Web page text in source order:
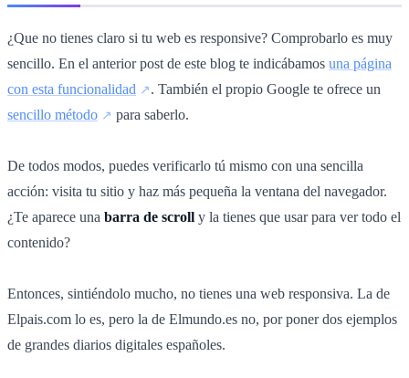
¿Que no tienes claro si tu web es responsive? Comprobarlo es muy
sencillo. En el anterior post de este blog te indicábamos una página
con esta funcionalidad
. También el propio Google te ofrece un
sencillo método
para saberlo.
De todos modos, puedes verificarlo tú mismo con una sencilla
acción: visita tu sitio y haz más pequeña la ventana del navegador.
¿Te aparece una barra de scroll y la tienes que usar para ver todo el
contenido?
Entonces, sintiéndolo mucho, no tienes una web responsiva. La de
Elpais.com lo es, pero la de Elmundo.es no, por poner dos ejemplos
de grandes diarios digitales españoles.